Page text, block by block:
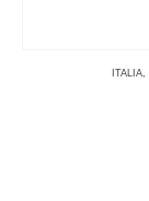
ITALIA